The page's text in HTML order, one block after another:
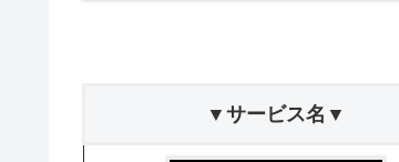
▼サービス名▼